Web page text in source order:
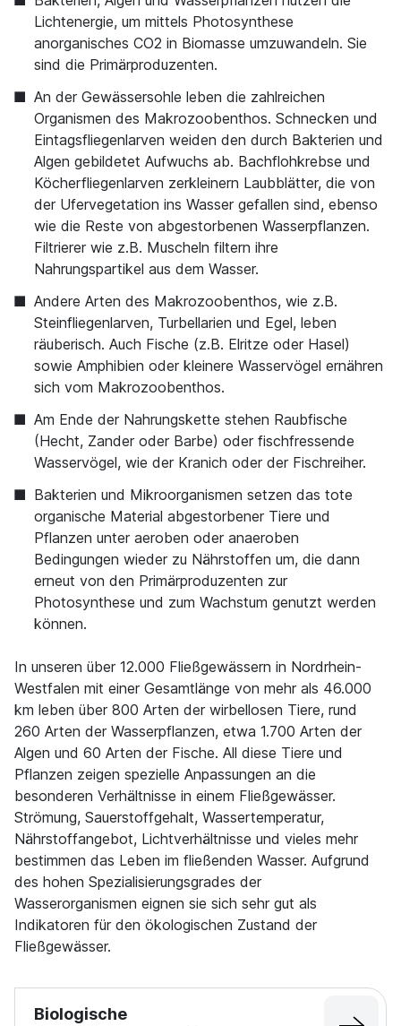
Lichtenergie, um mittels Photosynthese
anorganisches CO2 in Biomasse umzuwandeln. Sie
sind die Primärproduzenten.
An der Gewässersohle leben die zahlreichen
Organismen des Makrozoobenthos. Schnecken und
Eintagsfliegenlarven weiden den durch Bakterien und
Algen gebildetet Aufwuchs ab. Bachflohkrebse und
Köcherfliegenlarven zerkleinern Laubblätter, die von
der Ufervegetation ins Wasser gefallen sind, ebenso
wie die Reste von abgestorbenen Wasserpflanzen.
Filtrierer wie z.B. Muscheln filtern ihre
Nahrungspartikel aus dem Wasser.
Andere Arten des Makrozoobenthos, wie z.B.
Steinfliegenlarven, Turbellarien und Egel, leben
räuberisch. Auch Fische (z.B. Elritze oder Hasel)
sowie Amphibien oder kleinere Wasservögel ernähren
sich vom Makrozoobenthos.
Am Ende der Nahrungskette stehen Raubfische
(Hecht, Zander oder Barbe) oder fischfressende
Wasservögel, wie der Kranich oder der Fischreiher.
Bakterien und Mikroorganismen setzen das tote
organische Material abgestorbener Tiere und
Pflanzen unter aeroben oder anaeroben
Bedingungen wieder zu Nährstoffen um, die dann
erneut von den Primärproduzenten zur
Photosynthese und zum Wachstum genutzt werden
können.
In unseren über 12.000 Fließgewässern in Nordrhein-
Westfalen mit einer Gesamtlänge von mehr als 46.000
km leben über 800 Arten der wirbellosen Tiere, rund
260 Arten der Wasserpflanzen, etwa 1.700 Arten der
Algen und 60 Arten der Fische. All diese Tiere und
Pflanzen zeigen spezielle Anpassungen an die
besonderen Verhältnisse in einem Fließgewässer.
Strömung, Sauerstoffgehalt, Wassertemperatur,
Nährstoffangebot, Lichtverhältnisse und vieles mehr
bestimmen das Leben im fließenden Wasser. Aufgrund
des hohen Spezialisierungsgrades der
Wasserorganismen eignen sie sich sehr gut als
Indikatoren für den ökologischen Zustand der
Fließgewässer.
Biologische